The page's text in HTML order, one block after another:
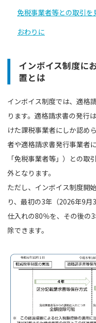
免税事業者等との取引
おわりに
インボイス制度に
置とは
インボイス制度では、適格
ります。適格請求書の発行
けた課税事業者にしか認め
者や適格請求書発行事業者
「免税事業者等」）との取
外となります。
ただし、インボイス制度開
り、最初の3年（2026年9
仕入れの80％を、その後の
除できます。